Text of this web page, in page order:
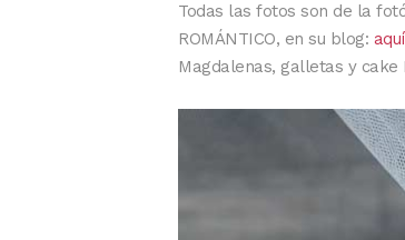
Todas las fotos son de la
ROMÁNTICO, en su blog: aquí
Magdalenas, galletas y cake